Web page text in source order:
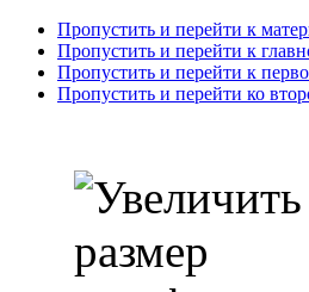
Пропустить и перейти к
Пропустить и перейти к
Пропустить и перейти к
Пропустить и перейти ко